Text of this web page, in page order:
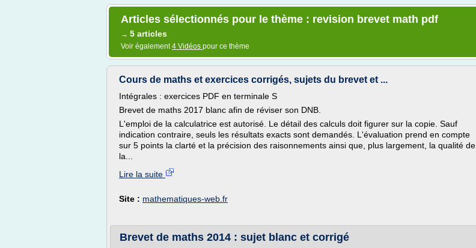
Articles sélectionnés pour le thème : revision brevet math pdf
→ 5 articles
Voir également4 Vidéos pour ce thème
Cours de maths et exercices corrigés, sujets du brevet et ...
Intégrales : exercices PDF en terminale S
Brevet de maths 2017 blanc afin de réviser son DNB.
L'emploi de la calculatrice est autorisé. Le détail des calculs doit figurer sur la copie. Sauf
indication contraire, seuls les résultats exacts sont demandés. L'évaluation prend en compte
sur 5 points la clarté et la précision des raisonnements ainsi que, plus largement, la qualité de
la...
Lire la suite
Site : mathematiques-web.fr
Brevet de maths 2014 : sujet blanc et corrigé